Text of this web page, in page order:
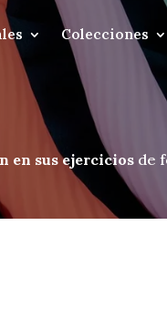
Colecciones
en sus ejercicios de